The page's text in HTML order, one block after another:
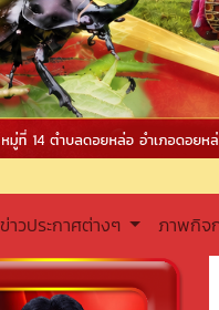
ข่าวประกาศต่างๆ ภาพกิจ